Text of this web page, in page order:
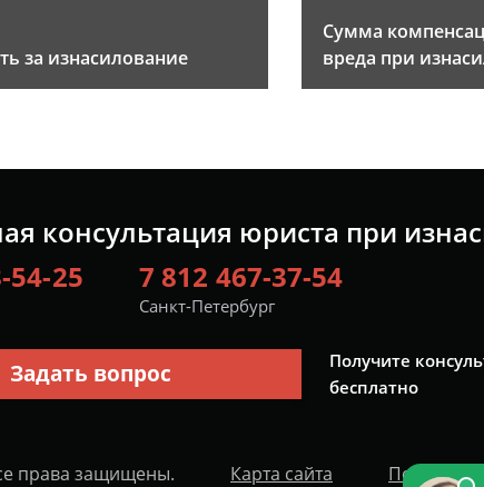
за изнасилование
Сумма
вреда при
консультация юриста при
54-25
7 812 467-37-54
Санкт-Петербург
Задать вопрос
Получите
бесплатно
права защищены. Карта сайта Политика